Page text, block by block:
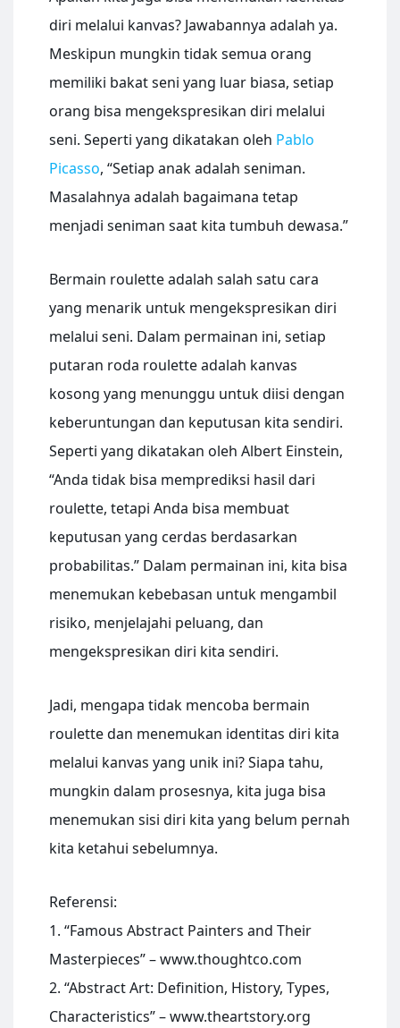
diri melalui kanvas? Jawabannya adalah ya.
Meskipun mungkin tidak semua orang
memiliki bakat seni yang luar biasa, setiap
orang bisa mengekspresikan diri melalui
seni. Seperti yang dikatakan oleh Pablo
Picasso, “Setiap anak adalah seniman.
Masalahnya adalah bagaimana tetap
menjadi seniman saat kita tumbuh dewasa.”
Bermain roulette adalah salah satu cara
yang menarik untuk mengekspresikan diri
melalui seni. Dalam permainan ini, setiap
putaran roda roulette adalah kanvas
kosong yang menunggu untuk diisi dengan
keberuntungan dan keputusan kita sendiri.
Seperti yang dikatakan oleh Albert Einstein,
“Anda tidak bisa memprediksi hasil dari
roulette, tetapi Anda bisa membuat
keputusan yang cerdas berdasarkan
probabilitas.” Dalam permainan ini, kita bisa
menemukan kebebasan untuk mengambil
risiko, menjelajahi peluang, dan
mengekspresikan diri kita sendiri.
Jadi, mengapa tidak mencoba bermain
roulette dan menemukan identitas diri kita
melalui kanvas yang unik ini? Siapa tahu,
mungkin dalam prosesnya, kita juga bisa
menemukan sisi diri kita yang belum pernah
kita ketahui sebelumnya.
Referensi:
1. “Famous Abstract Painters and Their
Masterpieces” – www.thoughtco.com
2. “Abstract Art: Definition, History, Types,
Characteristics” – www.theartstory.org